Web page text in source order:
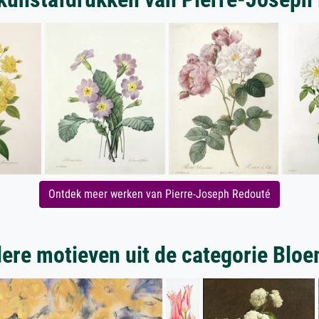
Ontdek meer werken van Pierre-Joseph Redouté
motieven uit de categorie